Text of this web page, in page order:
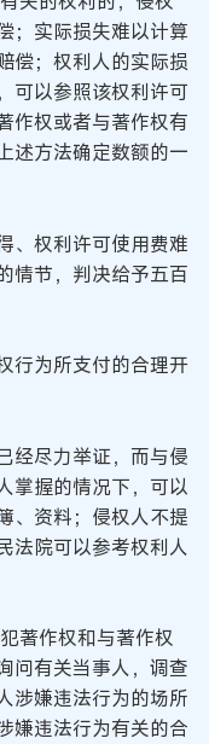
；实际损失难以计算
偿；权利人的实际损
可以参照该权利许可
作权或者与著作权有
述方法确定数额的一
、权利许可使用费难
情节，判决给予五百
行为所支付的合理开
经尽力举证，而与侵
掌握的情况下，可以
、资料；侵权人不提
法院可以参考权利人
著作权和与著作权
问有关当事人，调查
涉嫌违法行为的场所
嫌违法行为有关的合